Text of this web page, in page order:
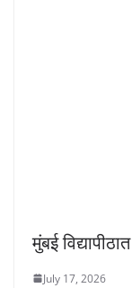
मुंबई
July 17, 2026